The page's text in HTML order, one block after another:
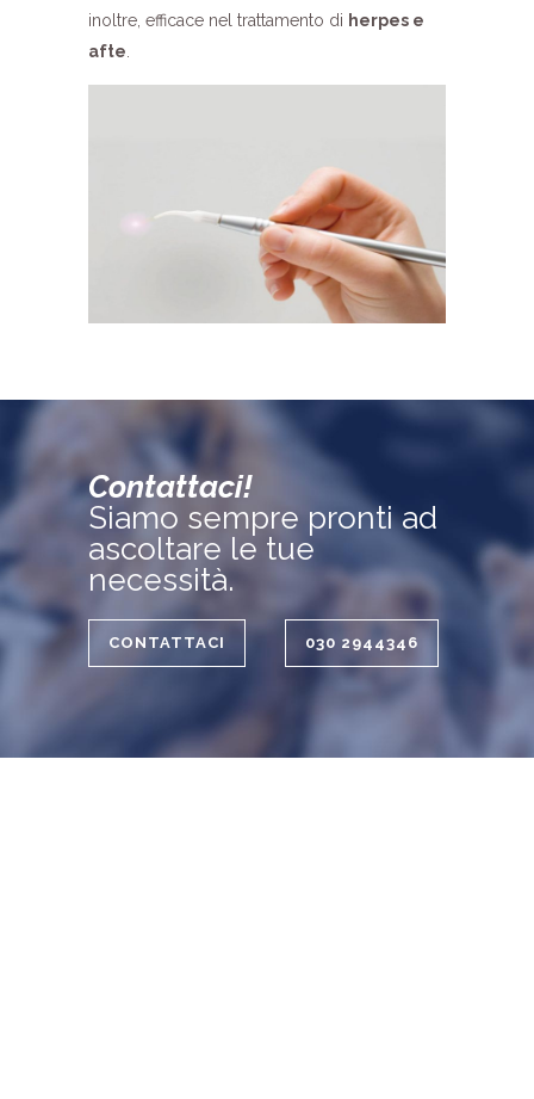
inoltre, efficace nel trattamento di herpes e
afte
Contattaci!
Siamo sempre pronti ad
ascoltare le tue
necessità.
CONTATTACI 030 2944346